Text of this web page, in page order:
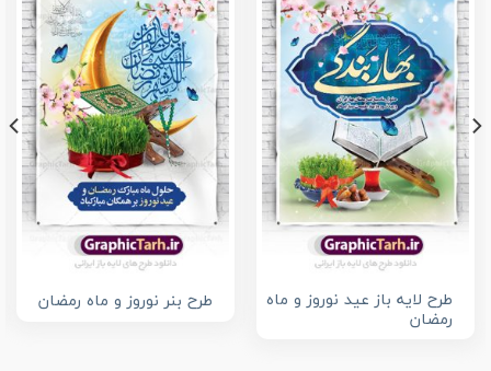
طرح لایه باز عید نوروز و ماه
رمضان
طرح بنر نوروز و ماه رمضان